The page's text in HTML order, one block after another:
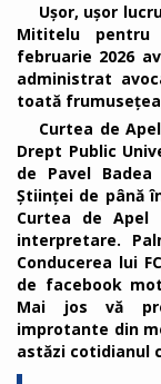
Ușor, ușor
Mititelu pentru
februarie 2026
administrat
toată
Curtea de
Drept Public
de Pavel
Științei de până
Curtea de
interpretare.
Conducerea lui
de facebook
Mai jos vă
improtante din
astăzi cotidianul